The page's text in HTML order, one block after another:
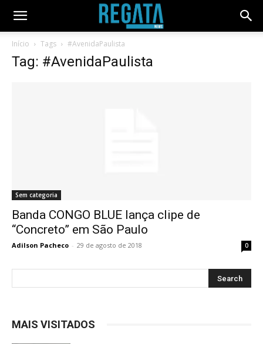
Início Tags #AvenidaPaulista
Tag: #AvenidaPaulista
Sem categoria
Banda CONGO BLUE lança clipe de
“Concreto” em São Paulo
Adilson Pacheco - 29 de agosto de 2018 0
MAIS VISITADOS